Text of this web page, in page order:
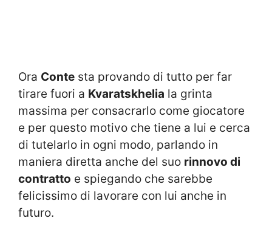
Ora Conte sta provando di tutto per far
tirare fuori a Kvaratskhelia la grinta
massima per consacrarlo come giocatore
e per questo motivo che tiene a lui e cerca
di tutelarlo in ogni modo, parlando in
maniera diretta anche del suo rinnovo di
contratto e spiegando che sarebbe
felicissimo di lavorare con lui anche in
futuro.